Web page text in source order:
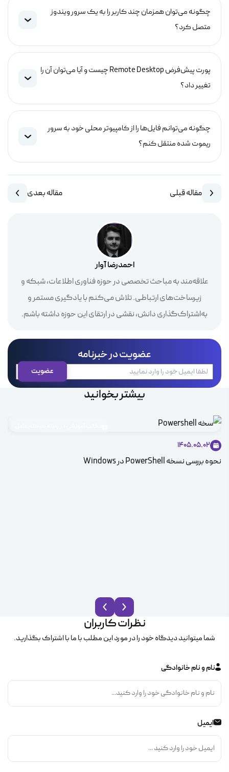
چگونه می‌توان همزمان چند کاربر را به یک سرور ویندوز
متصل کرد؟
پورت پیش‌فرض Remote Desktop چیست و آیا می‌توان آن را
تغییر داد؟
چگونه می‌توانم فایل‌ها را از کامپیوتر محلی خود به سرور
ریموت شده منتقل کنم؟
مقاله قبلی مقاله بعدی
احمدرضا آوار
علاقه‌مند به مباحث تخصصی در حوزه فناوری اطلاعات، شبکه و
زیرساخت‌های ارتباطی. تلاش می‌کنم با یادگیری مستمر و
به‌اشتراک‌گذاری دانش، نقشی در ارتقای این حوزه داشته باشم.
عضویت در خبرنامه
بیشتر بخوانید
1405.05.02
نحوه بررسی نسخه PowerShell در Windows
نظرات کاربران
شما میتوانید دیدگاه خود را در مورد این مطلب با ما با اشتراک بگذارید.
نام و نام خانوادگی
ایمیل